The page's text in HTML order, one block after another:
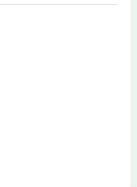
でとなります。視聴期
らかじめご了承くださ
のためマスクを着用し
事項WEB特典である動
ンテンツを視聴するこ
東京喰種 超デカ超一撃v
リコリス・リコイル300
の吸血姫の悶々低投資
ーバーキン肉マン実戦